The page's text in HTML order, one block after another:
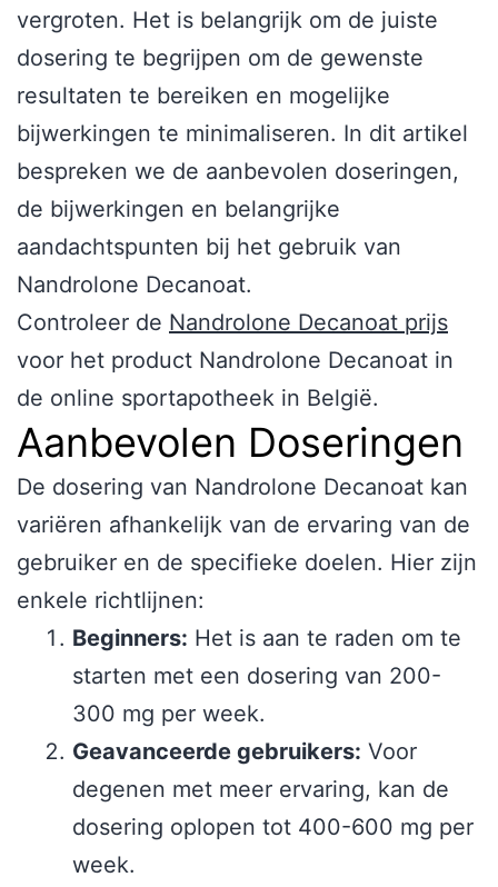
vergroten. Het is belangrijk om de juiste
dosering te begrijpen om de gewenste
resultaten te bereiken en mogelijke
bijwerkingen te minimaliseren. In dit artikel
bespreken we de aanbevolen doseringen,
de bijwerkingen en belangrijke
aandachtspunten bij het gebruik van
Nandrolone Decanoat.
Controleer de Nandrolone Decanoat prijs
voor het product Nandrolone Decanoat in
de online sportapotheek in België.
Aanbevolen Doseringen
De dosering van Nandrolone Decanoat kan
variëren afhankelijk van de ervaring van de
gebruiker en de specifieke doelen. Hier zijn
enkele richtlijnen:
Beginners: Het is aan te raden om te
starten met een dosering van 200-
300 mg per week.
Geavanceerde gebruikers: Voor
degenen met meer ervaring, kan de
dosering oplopen tot 400-600 mg per
week.